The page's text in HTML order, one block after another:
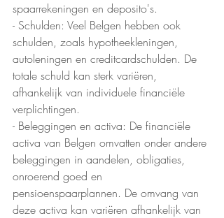
spaarrekeningen en deposito's.
- Schulden: Veel Belgen hebben ook
schulden, zoals hypotheekleningen,
autoleningen en creditcardschulden. De
totale schuld kan sterk variëren,
afhankelijk van individuele financiële
verplichtingen.
- Beleggingen en activa: De financiële
activa van Belgen omvatten onder andere
beleggingen in aandelen, obligaties,
onroerend goed en
pensioenspaarplannen. De omvang van
deze activa kan variëren afhankelijk van